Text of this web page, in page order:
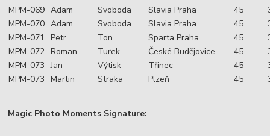
MPM-069 Adam Svoboda Slavia Praha 45
MPM-070 Adam Svoboda Slavia Praha 45
MPM-071 Petr Ton Sparta Praha 45
MPM-072 Roman Turek České Budějovice 45
MPM-073 Jan Výtisk Třinec 45
MPM-073 Martin Straka Plzeň 45
Magic Photo Moments Signature: